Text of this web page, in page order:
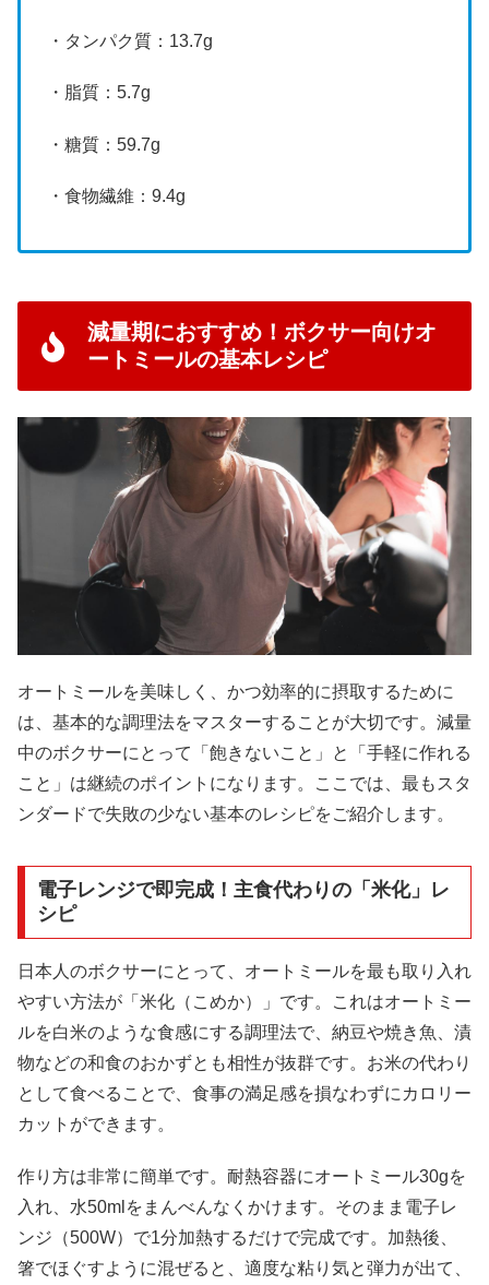
・タンパク質：13.7g
・脂質：5.7g
・糖質：59.7g
・食物繊維：9.4g
減量期におすすめ！ボクサー向けオ
ートミールの基本レシピ
オートミールを美味しく、かつ効率的に摂取するために
は、基本的な調理法をマスターすることが大切です。減量
中のボクサーにとって「飽きないこと」と「手軽に作れる
こと」は継続のポイントになります。ここでは、最もスタ
ンダードで失敗の少ない基本のレシピをご紹介します。
電子レンジで即完成！主食代わりの「米化」レ
シピ
日本人のボクサーにとって、オートミールを最も取り入れ
やすい方法が「米化（こめか）」です。これはオートミー
ルを白米のような食感にする調理法で、納豆や焼き魚、漬
物などの和食のおかずとも相性が抜群です。お米の代わり
として食べることで、食事の満足感を損なわずにカロリー
カットができます。
作り方は非常に簡単です。耐熱容器にオートミール30gを
入れ、水50mlをまんべんなくかけます。そのまま電子レ
ンジ（500W）で1分加熱するだけで完成です。加熱後、
箸でほぐすように混ぜると、適度な粘り気と弾力が出て、